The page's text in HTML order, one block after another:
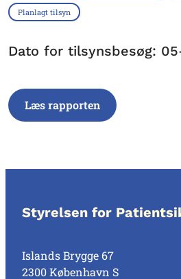
Planlagt tilsyn
Dato for tilsynsbesøg:
Læs rapporten
Styrelsen for
Islands Brygge 67
2300 København S